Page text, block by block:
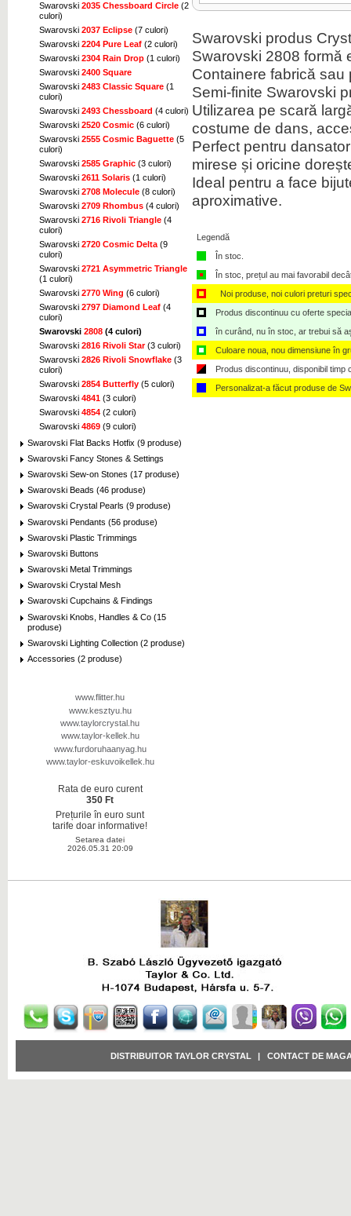
Swarovski 2035 Chessboard Circle (2
culori)
Swarovski 2037 Eclipse (7 culori)
Swarovski 2204 Pure Leaf (2 culori)
Swarovski 2304 Rain Drop (1 culori)
Swarovski 2400 Square
Swarovski 2483 Classic Square (1
culori)
Swarovski 2493 Chessboard (4 culori)
Swarovski 2520 Cosmic (6 culori)
Swarovski 2555 Cosmic Baguette (5
culori)
Swarovski 2585 Graphic (3 culori)
Swarovski 2611 Solaris (1 culori)
Swarovski 2708 Molecule (8 culori)
Swarovski 2709 Rhombus (4 culori)
Swarovski 2716 Rivoli Triangle (4
culori)
Swarovski 2720 Cosmic Delta (9
culori)
Swarovski 2721 Asymmetric Triangle
(1 culori)
Swarovski 2770 Wing (6 culori)
Swarovski 2797 Diamond Leaf (4
culori)
Swarovski 2808 (4 culori)
Swarovski 2816 Rivoli Star(3 culori)
Swarovski 2826 Rivoli Snowflake (3
culori)
Swarovski 2854 Butterfly (5 culori)
Swarovski 4841 (3 culori)
Swarovski 4854 (2 culori)
Swarovski 4869 (9 culori)
Swarovski Flat Backs Hotfix (9 produse)
Swarovski Fancy Stones & Settings
Swarovski Sew-on Stones (17 produse)
Swarovski Beads (46 produse)
Swarovski Crystal Pearls (9 produse)
Swarovski Pendants (56 produse)
Swarovski Plastic Trimmings
Swarovski Buttons
Swarovski Metal Trimmings
Swarovski Crystal Mesh
Swarovski Cupchains & Findings
Swarovski Knobs, Handles & Co (15
produse)
Swarovski Lighting Collection (2 produse)
Accessories (2 produse)
www.flitter.hu
www.kesztyu.hu
www.taylorcrystal.hu
www.taylor-kellek.hu
www.furdoruhaanyag.hu
www.taylor-eskuvoikellek.hu
Rata de euro curent
350 Ft
Prețurile în euro sunt
tarife doar informative!
Setarea datei
2026.05.31 20:09
Swarovski produs
Swarovski 2808 formă
Containere fabrică sau
Semi-finite Swarovski
Utilizarea pe scară
costume de dans,
Perfect pentru
mirese și oricine
Ideal pentru a face
aproximative.
Legendă
În stoc.
În stoc, prețul au mai favorabil
Noi produse, noi culori preturi
Produs discontinuu cu oferte
în curând, nu în stoc, ar trebui să
Culoare noua, nou dimensiune în
Produs discontinuu, disponibil timp
Personalizat-a făcut produse de
DISTRIBUITOR TAYLOR CRYSTAL CONTACT DE